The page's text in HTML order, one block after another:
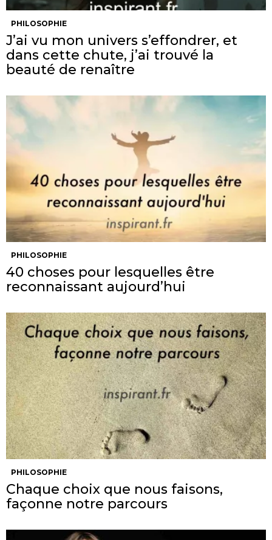
PHILOSOPHIE
J’ai vu mon univers s’effondrer, et
dans cette chute, j’ai trouvé la
beauté de renaître
PHILOSOPHIE
40 choses pour lesquelles être
reconnaissant aujourd’hui
PHILOSOPHIE
Chaque choix que nous faisons,
façonne notre parcours